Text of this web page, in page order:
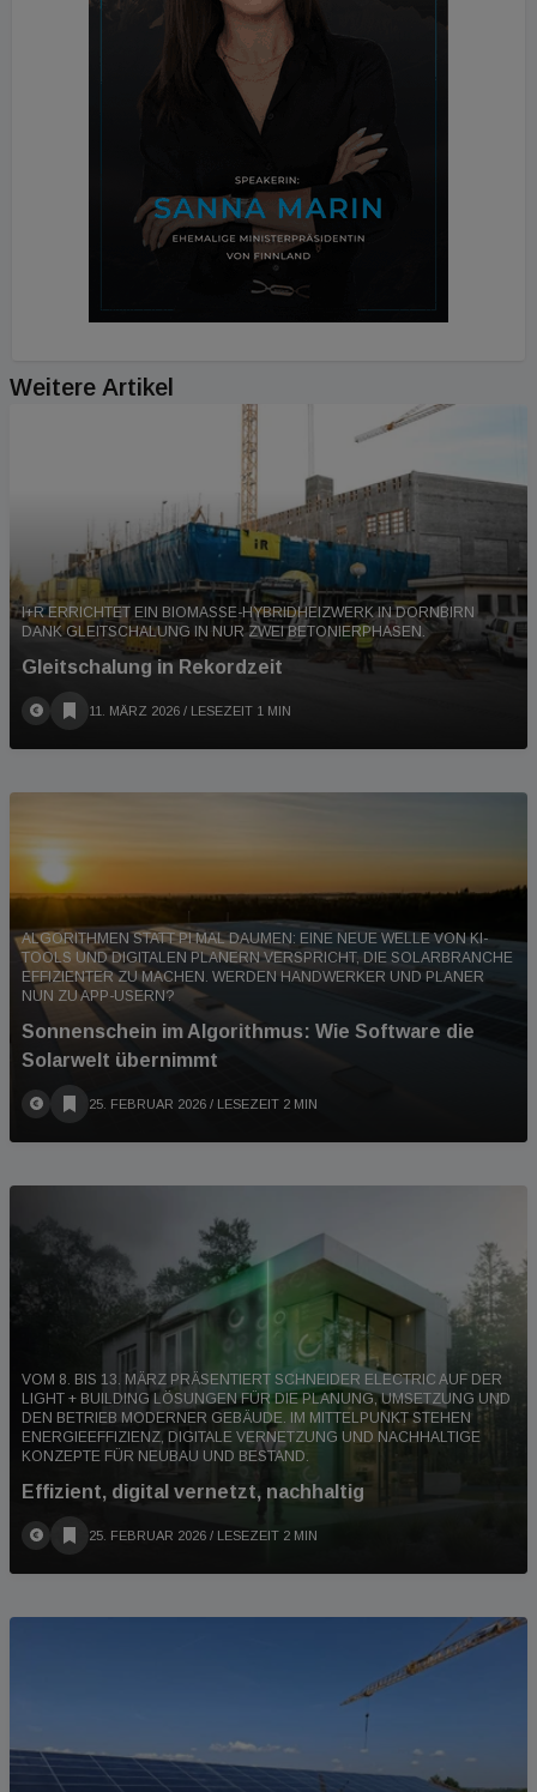
Weitere Artikel
I+R ERRICHTET EIN BIOMASSE-HYBRIDHEIZWERK IN DORNBIRN
DANK GLEITSCHALUNG IN NUR ZWEI BETONIERPHASEN.
Gleitschalung in Rekordzeit
11. MÄRZ 2026 / LESEZEIT 1 MIN
ALGORITHMEN STATT PI MAL DAUMEN: EINE NEUE WELLE VON KI-
TOOLS UND DIGITALEN PLANERN VERSPRICHT, DIE SOLARBRANCHE
EFFIZIENTER ZU MACHEN. WERDEN HANDWERKER UND PLANER
NUN ZU APP-USERN?
Sonnenschein im Algorithmus: Wie Software die
Solarwelt übernimmt
25. FEBRUAR 2026 / LESEZEIT 2 MIN
VOM 8. BIS 13. MÄRZ PRÄSENTIERT SCHNEIDER ELECTRIC AUF DER
LIGHT + BUILDING LÖSUNGEN FÜR DIE PLANUNG, UMSETZUNG UND
DEN BETRIEB MODERNER GEBÄUDE. IM MITTELPUNKT STEHEN
ENERGIEEFFIZIENZ, DIGITALE VERNETZUNG UND NACHHALTIGE
KONZEPTE FÜR NEUBAU UND BESTAND.
Effizient, digital vernetzt, nachhaltig
25. FEBRUAR 2026 / LESEZEIT 2 MIN